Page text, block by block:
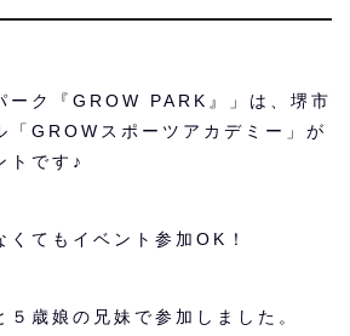
ーク『GROW PARK』」は、堺市
「GROWスポーツアカデミー」が
トです♪
くてもイベント参加OK！
歳娘の兄妹で参加しました。